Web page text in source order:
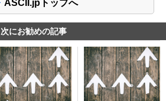
ASCII.jpトップへ
次にお勧めの記事